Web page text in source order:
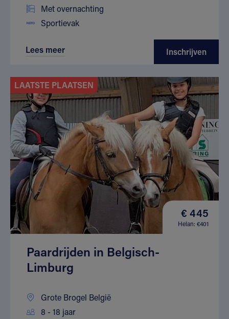
Met overnachting
Sportievak
Lees meer Inschrijven
LAATSTE PLAATSEN
€ 445
Helan: €401
Paardrijden in Belgisch-
Limburg
Grote Brogel België
8 - 18 jaar